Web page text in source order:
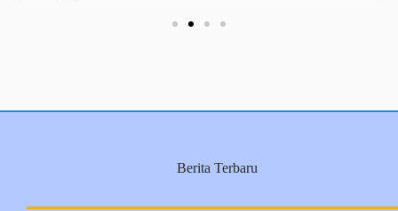
Berita Terbaru